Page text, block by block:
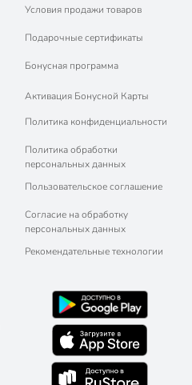
Условия продажи товаров
Подарочные сертификаты
Бонусная программа
Активация Бонусной Карты
Политика конфиденциальности
Политика обработки
персональных данных
Пользовательское соглашение
Согласие на обработку
персональных данных
Рекомендательные технологии